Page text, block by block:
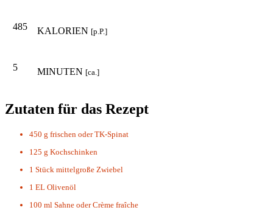
485 KALORIEN [p.P.]
5 MINUTEN [ca.]
Zutaten für das Rezept
450 g frischen oder TK-Spinat
125 g Kochschinken
1 Stück mittelgroße Zwiebel
1 EL Olivenöl
100 ml Sahne oder Crème fraîche